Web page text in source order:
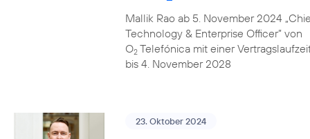
Mallik Rao ab 5. November 2024
Technology & Enterprise Officer” von
O2Telefónica mit einer
bis 4. November 2028
23. Oktober 2024